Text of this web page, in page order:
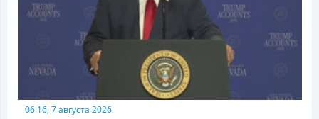
06:16, 7 августа 2026